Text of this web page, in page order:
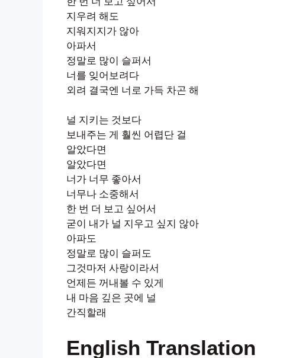
지우려 해도
지워지지가 않아
아파서
정말로 많이 슬퍼서
너를 잊어보려다
외려 결국엔 너로 가득 차곤 해
널 지키는 것보다
보내주는 게 훨씬 어렵단 걸
알았다면
알았다면
너가 너무 좋아서
너무나 소중해서
한 번 더 보고 싶어서
굳이 내가 널 지우고 싶지 않아
아파도
정말로 많이 슬퍼도
그것마저 사랑이라서
언제든 꺼내볼 수 있게
내 마음 깊은 곳에 널
간직할래
English Translation